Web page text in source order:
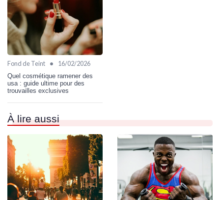
Fond de Teint • 16/02/2026
Quel cosmétique ramener des
usa : guide ultime pour des
trouvailles exclusives
À lire aussi